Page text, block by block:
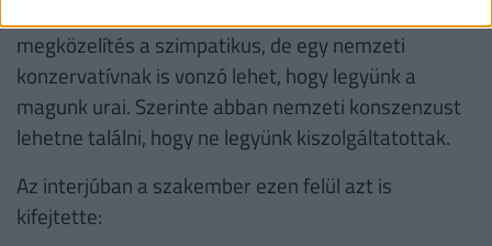
megközelítés a szimpatikus, de egy nemzeti
konzervatívnak is vonzó lehet, hogy legyünk a
magunk urai. Szerinte abban nemzeti konszenzust
lehetne találni, hogy ne legyünk kiszolgáltatottak.
Az interjúban a szakember ezen felül azt is
kifejtette: